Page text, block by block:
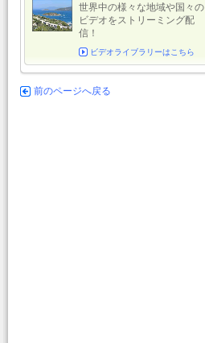
世界中の様々な地域や国々の
ビデオをストリーミング配
信！
ビデオライブラリーはこちら
前のページへ戻る